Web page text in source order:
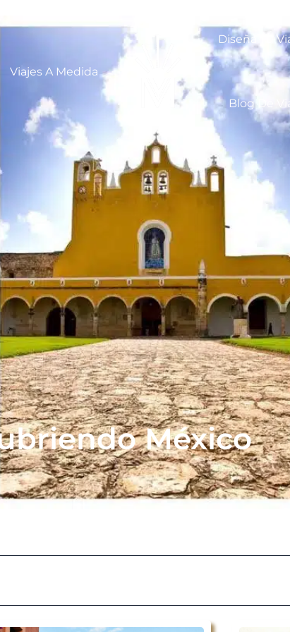
Viajes A Medida
Diseña Tu
Blog De
México